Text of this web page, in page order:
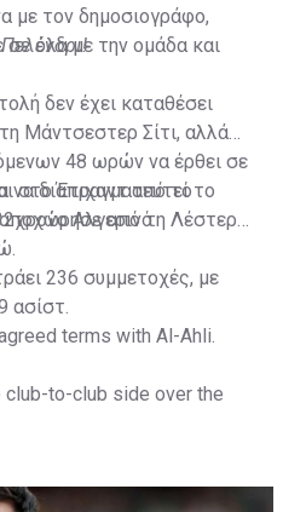
με τον δημοσιογράφο,
όλα με την ομάδα και
δεν έχει καταθέσει
Μάντσεστερ Σίτι, αλλά
48 ωρών να έρθει σε
να διαπραγματευτεί το
Αλγερινό.
στο Έτιχαντ από το
από τη Λέστερ
236 συμμετοχές, με
ασίστ.
terms with Al-Ahli.
to-club side over the
is keen on the move and